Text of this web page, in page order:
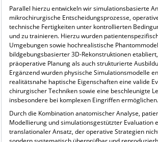
Parallel hierzu entwickeln wir simulationsbasierte
mikrochirurgische Entscheidungsprozesse,
technische Fertigkeiten unter kontrollierten
und zu trainieren. Hierzu wurden
Umgebungen sowie hochrealistische
bildgebungsbasierter 3D-Rekonstruktionen
präoperative Planung als auch strukturierte
Ergänzend wurden physische Simulationsmodelle
realitätsnahe haptische Eigenschaften eine valide
chirurgischer Techniken sowie eine beschleunigte
insbesondere bei komplexen Eingriffen ermöglichen.
Durch die Kombination anatomischer Analyse,
Modellierung und simulationsgestützter Evaluation
translationaler Ansatz, der operative Strategien